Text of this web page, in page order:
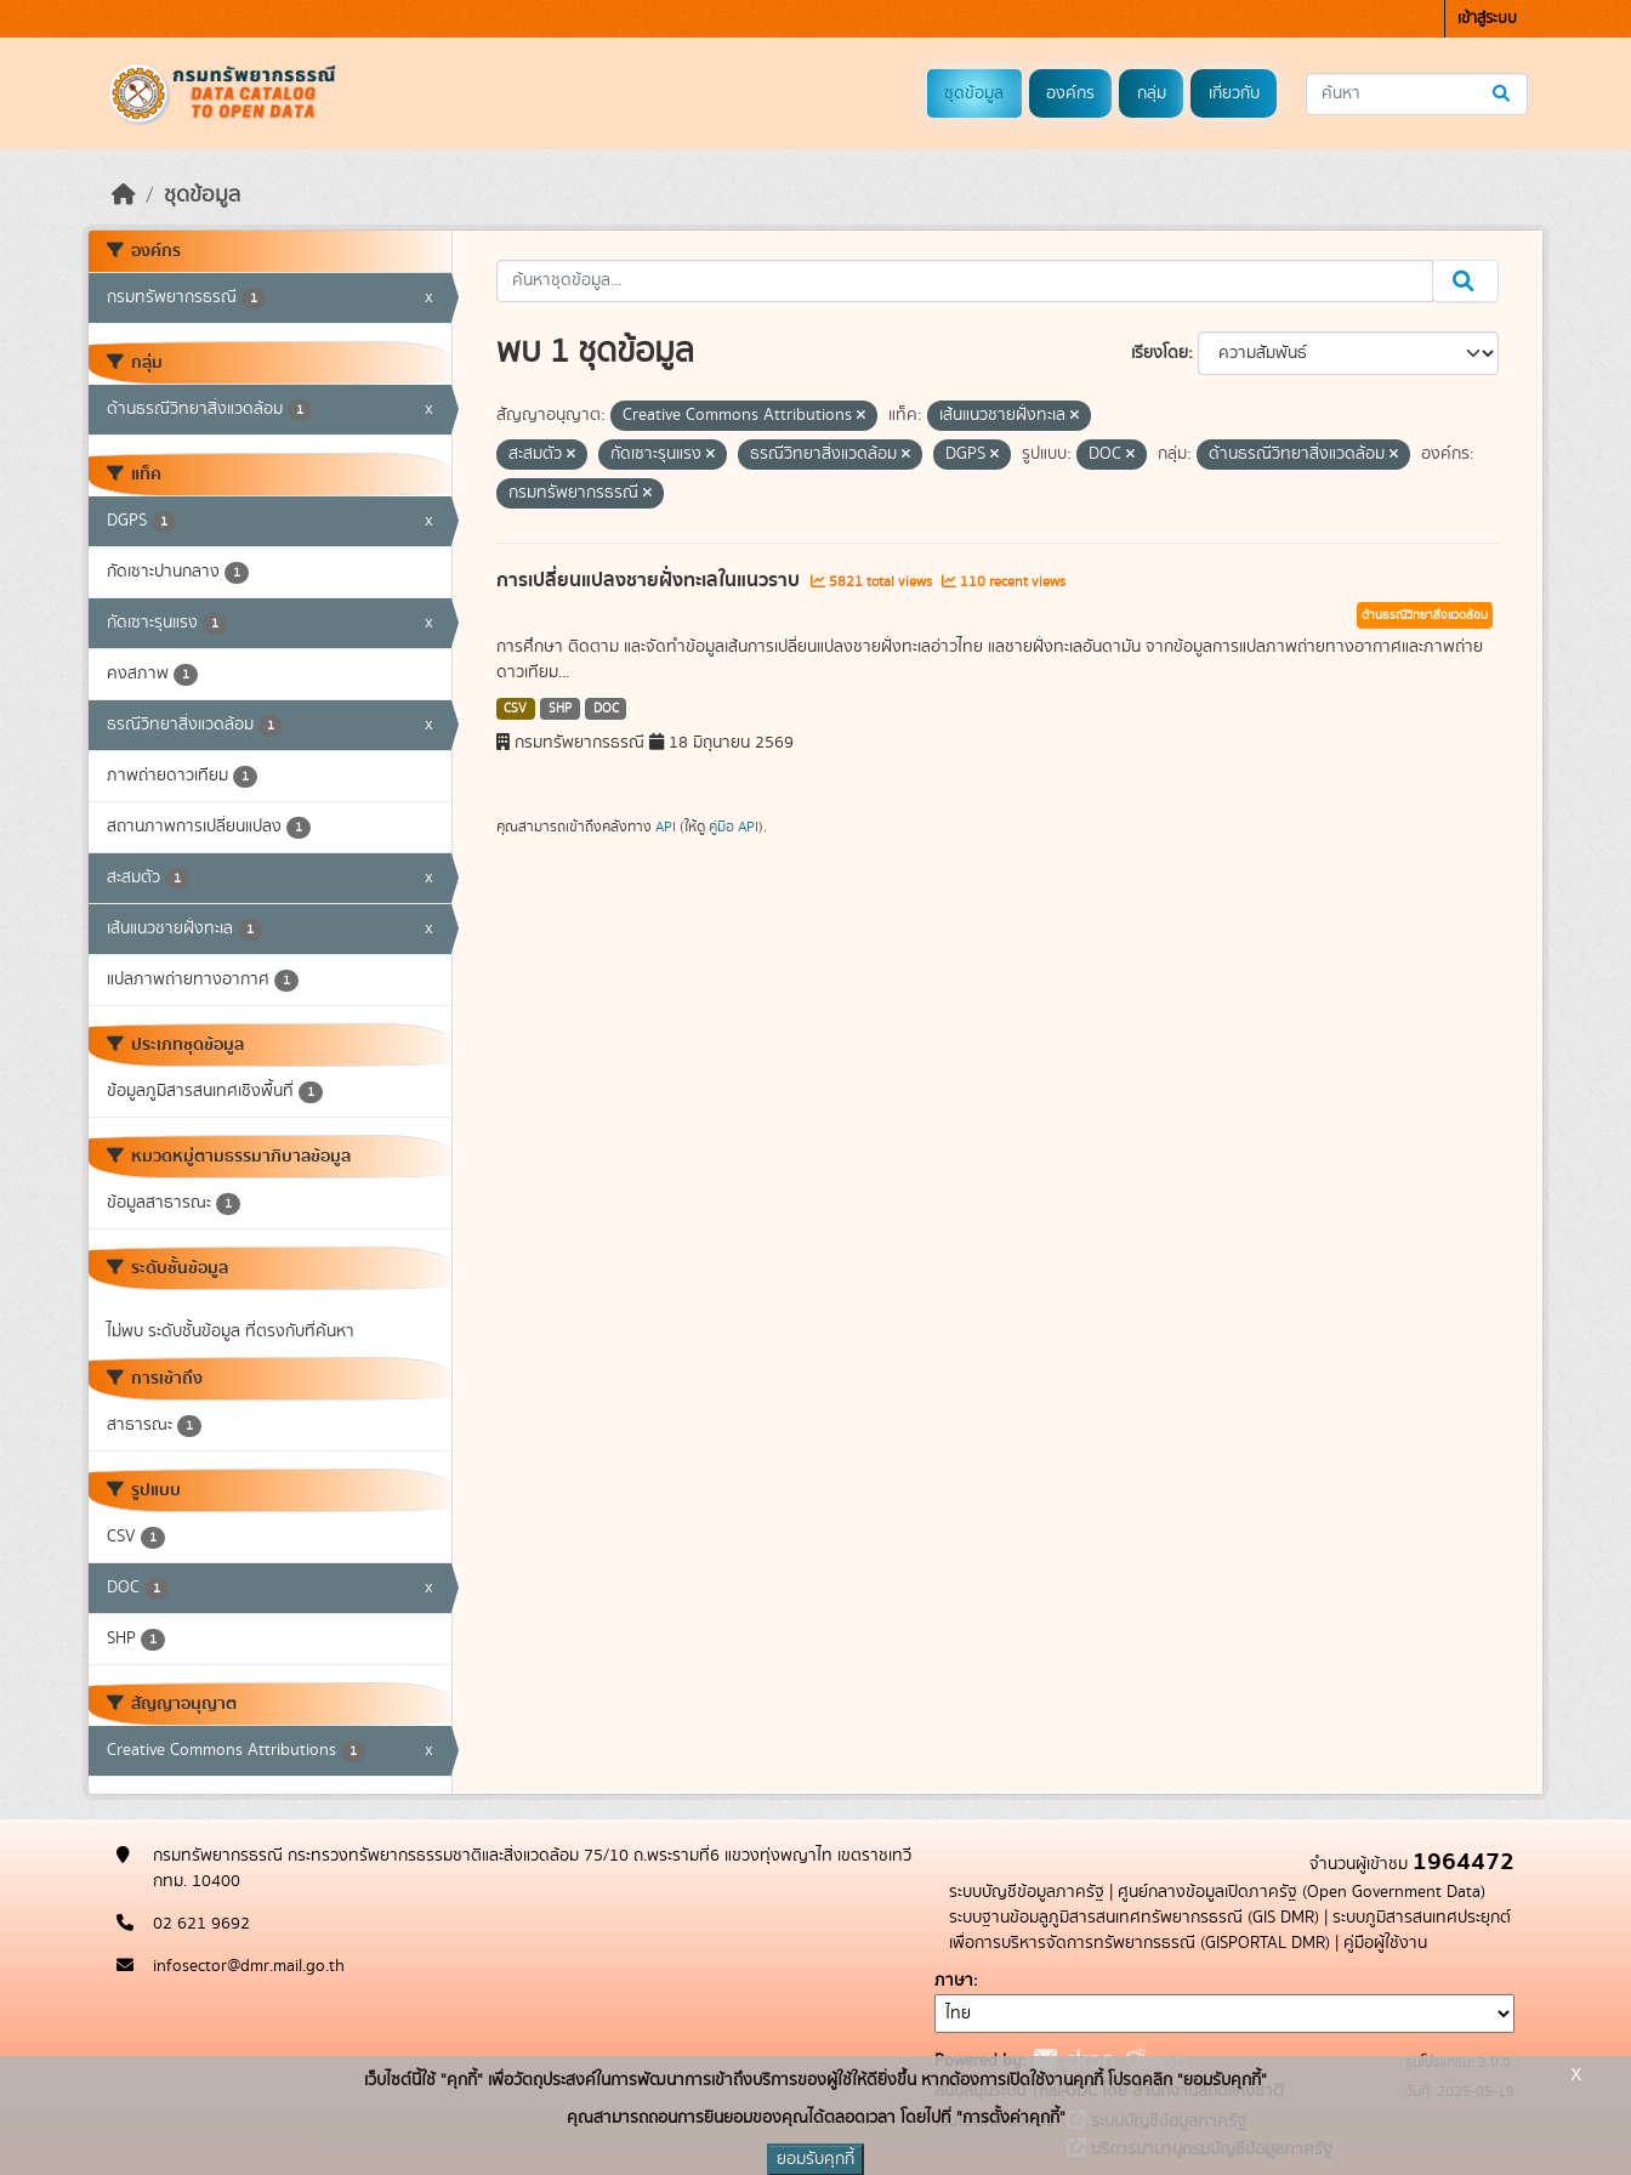
เข้าสู่ระบบ
ชุดข้อมูล องค์กร กลุ่ม เกี่ยวกับ
ชุดข้อมูล
องค์กร
กรมทรัพยากรธรณี 1 x
กลุ่ม
ด้านธรณีวิทยาสิ่งแวดล้อม 1 x
แท็ค
DGPS 1 x
กัดเซาะปานกลาง 1
กัดเซาะรุนแรง 1 x
คงสภาพ 1
ธรณีวิทยาสิ่งแวดล้อม 1 x
ภาพถ่ายดาวเทียม 1
สถานภาพการเปลี่ยนแปลง 1
สะสมตัว 1 x
เส้นแนวชายฝั่งทะเล 1 x
แปลภาพถ่ายทางอากาศ 1
ประเภทชุดข้อมูล
ข้อมูลภูมิสารสนเทศเชิงพื้นที่ 1
หมวดหมู่ตามธรรมาภิบาลข้อมูล
ข้อมูลสาธารณะ 1
ระดับชั้นข้อมูล
ไม่พบ ระดับชั้นข้อมูล ที่ตรงกับที่ค้นหา
การเข้าถึง
สาธารณะ 1
รูปแบบ
CSV 1
DOC 1 x
SHP 1
สัญญาอนุญาต
Creative Commons Attributions 1 x
เรียงโดย
พบ 1 ชุดข้อมูล
สัญญาอนุญาต: Creative Commons Attributions แท็ค:
เส้นแนวชายฝั่งทะเล
สะสมตัว
กัดเซาะรุนแรง ธรณีวิทยาสิ่งแวดล้อม DGPS รูปแบบ: DOC กลุ่ม: ด้านธรณีวิทยาสิ่งแวดล้อม
องค์กร:
กรมทรัพยากรธรณี
การเปลี่ยนแปลงชายฝั่งทะเลในแนวราบ 5821 total views 110 recent views
ด้านธรณีวิทยาสิ่งแวดล้อม
การศึกษา ติดตาม และจัดทำข้อมูลเส้นการเปลี่ยนแปลงชายฝั่งทะเลอ่าวไทย แลชายฝั่งทะเลอันดามัน จากข้อมูลการแปลภาพถ่ายทางอากาศและภาพถ่าย
ดาวเทียม...
CSV SHP DOC
กรมทรัพยากรธรณี 18 มิถุนายน 2569
คุณสามารถเข้าถึงคลังทาง API (ให้ดู คู่มือ API).
กรมทรัพยากรธรณี กระทรวงทรัพยากรธรรมชาติและสิ่งแวดล้อม 75/10 ถ.พระรามที่6 แขวงทุ่งพญาไท เขตราชเทวี
กทม. 10400
02 621 9692
infosector@dmr.mail.go.th
จำนวนผู้เข้าชม 1964472
ระบบบัญชีข้อมูลภาครัฐ | ศูนย์กลางข้อมูลเปิดภาครัฐ (Open Government Data)
ระบบฐานข้อมลูภูมิสารสนเทศทรัพยากรธรณี (GIS DMR) | ระบบภูมิสารสนเทศประยุกต์
เพื่อการบริหารจัดการทรัพยากรธรณี (GISPORTAL DMR) | คู่มือผู้ใช้งาน
ภาษา
Powered by:
สนับสนุนระบบ Thai-GDC โดย สำนักงานสถิติแห่งชาติ
เว็บไซต์ที่เกี่ยวข้อง:
ระบบบัญชีข้อมูลภาครัฐ
บริการนามานุกรมบัญชีข้อมูลภาครัฐ
รุ่นโปรแกรม: 3.0.0
วันที่: 2025-05-19
เว็บไซต์นี้ใช้ "คุกกี้" เพื่อวัตถุประสงค์ในการพัฒนาการเข้าถึงบริการของผู้ใช้ให้ดียิ่งขึ้น หากต้องการเปิดใช้งานคุกกี้ โปรดคลิก "ยอมรับคุกกี้"
คุณสามารถถอนการยินยอมของคุณได้ตลอดเวลา โดยไปที่ "การตั้งค่าคุกกี้"
ยอมรับคุกกี้
x